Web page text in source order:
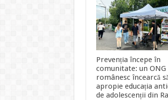
Prevenția începe în
comunitate: un ONG
românesc încearcă
apropie educația
de adolescenții din